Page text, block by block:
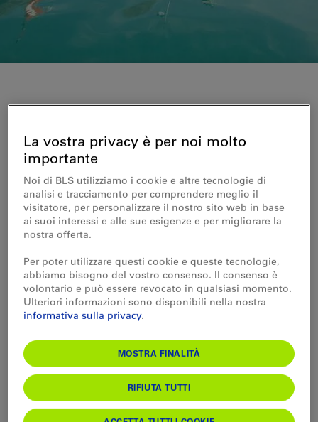
Noleggio battelli lago di Brienz
Motonave «Jungfrau»
La motonave «Jungfrau» è il nostro
«battello svizzero»
Il look etnico con la stella alpina e la genziana
conferisce alla motonave un carattere unico. Il battello,
banchetti e grandi eventi di famiglia.
Capienza
161
Posti per banchetto Pasti
165
Posti per la ristorazione Aperitivo / snack
La vostra privacy è per noi molto
importante
Noi di BLS utilizziamo i cookie e altre tecnologie di
analisi e tracciamento per comprendere meglio il
visitatore, per personalizzare il nostro sito web in base
ai suoi interessi e alle sue esigenze e per migliorare la
nostra offerta.
Per poter utilizzare questi cookie e queste tecnologie,
abbiamo bisogno del vostro consenso. Il consenso è
volontario e può essere revocato in qualsiasi momento.
Ulteriori informazioni sono disponibili nella nostra
informativa sulla privacy.
MOSTRA FINALITÀ
RIFIUTA TUTTI